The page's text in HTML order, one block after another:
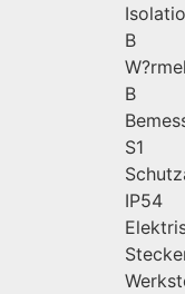
B
B
S1
IP54